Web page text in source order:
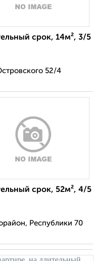
срок, 14м², 3/5
52/4
срок, 52м², 4/5
Республики 70